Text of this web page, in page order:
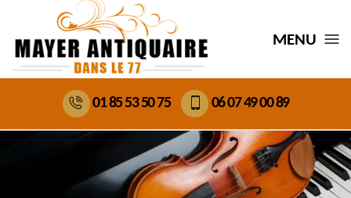
MENU
01 85 53 50 75 06 07 49 00 89